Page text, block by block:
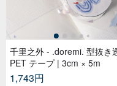
千里之外 - .doremi. 型抜き
PET テープ | 3cm × 5m
1,743円